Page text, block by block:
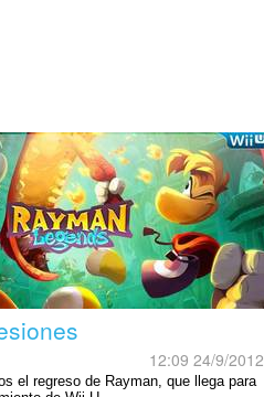
12:09 24/9/2012
el regreso de Rayman, que llega para